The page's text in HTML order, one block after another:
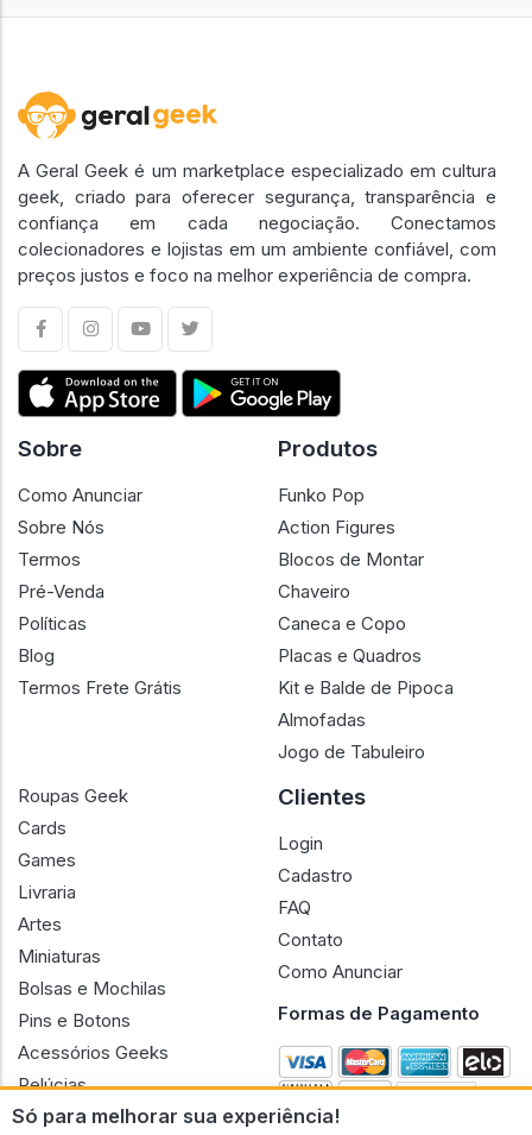
Só para melhorar sua experiência!
A Geral Geek é um marketplace especializado em cultura
geek, criado para oferecer segurança, transparência e
confiança em cada negociação. Conectamos
colecionadores e lojistas em um ambiente confiável, com
preços justos e foco na melhor experiência de compra.
Sobre
Como Anunciar
Sobre Nós
Termos
Pré-Venda
Políticas
Blog
Termos Frete Grátis
Produtos
Funko Pop
Action Figures
Blocos de Montar
Chaveiro
Caneca e Copo
Placas e Quadros
Kit e Balde de Pipoca
Almofadas
Jogo de Tabuleiro
Roupas Geek
Cards
Games
Livraria
Artes
Miniaturas
Bolsas e Mochilas
Pins e Botons
Acessórios Geeks
Pelúcias
Bonecas
Clientes
Login
Cadastro
FAQ
Contato
Como Anunciar
Formas de Pagamento